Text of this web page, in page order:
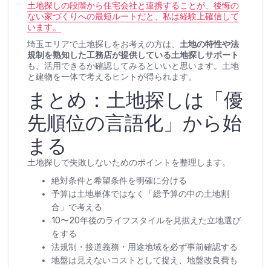
土地探しの段階から住宅会社と連携することが、後悔の
ない家づくりへの最短ルートだと、私は経験上確信して
います。
埼玉エリアで土地探しをお考えの方は、 土地の特性や法
規制を熟知した工務店が提供している土地探しサポート
も、活用できるか確認してみるといいと思います。土地
と建物を一体で考えるヒントが得られます。
まとめ：土地探しは「優
先順位の言語化」から始
まる
土地探しで失敗しないためのポイントを整理します。
絶対条件と希望条件を明確に分ける
予算は土地単体ではなく「総予算の中の土地割
合」で考える
10〜20年後のライフスタイルを見据えた立地選び
をする
法規制・接道義務・用途地域を必ず事前確認する
地盤は見えないコストとして捉え、地盤改良費も